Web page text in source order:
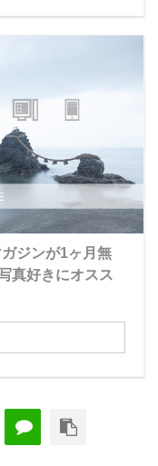
ジンが1ヶ月無
真好きにオスス